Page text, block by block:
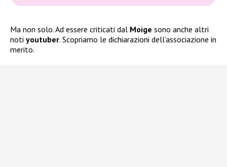
Ma non solo. Ad essere criticati dal Moige sono anche altri
noti youtuber. Scopriamo le dichiarazioni dell’associazione in
merito.